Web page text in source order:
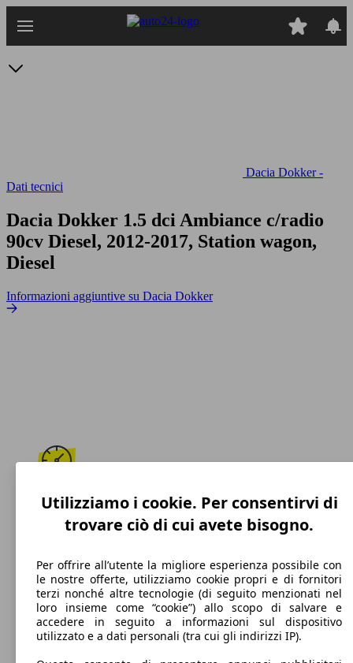
Dacia Dokker -
Dati tecnici
Dacia Dokker 1.5 dci Ambiance c/radio
90cv Diesel, 2012-2017, Station wagon,
Diesel
Informazioni aggiuntive su Dacia Dokker
162 km/h
Velocità massima
Diesel
Carburante
Utilizziamo i cookie. Per consentirvi di
trovare ciò di cui avete bisogno.
Per offrire all’utente la migliore esperienza possibile con
le nostre offerte, utilizziamo cookie propri e di fornitori
terzi nonché altre tecnologie (di seguito menzionati nel
loro insieme come “cookie”) allo scopo di salvare e
accedere in seguito a informazioni sul dispositivo
utilizzato e a dati personali (tra cui gli indirizzi IP).